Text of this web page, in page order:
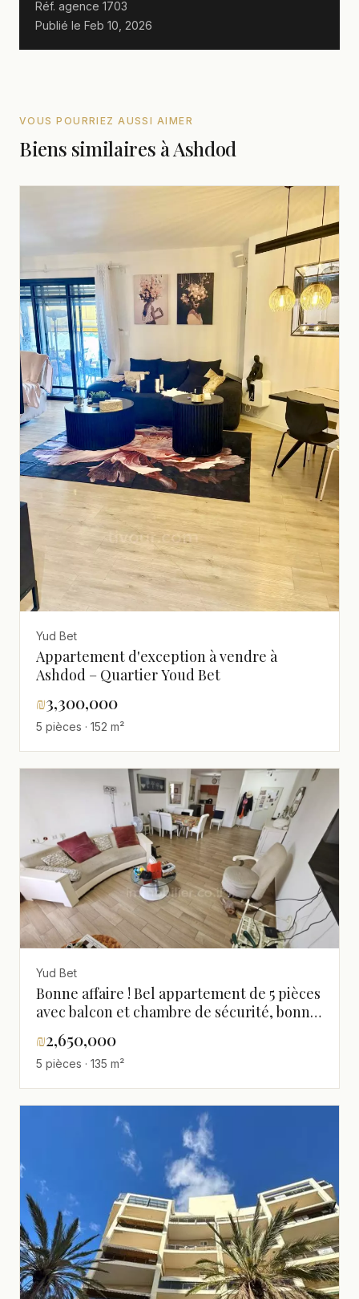
Réf. agence 1703
Publié le Feb 10, 2026
VOUS POURRIEZ AUSSI AIMER
Biens similaires à Ashdod
Yud Bet
Appartement d'exception à vendre à
Ashdod – Quartier Youd Bet
₪3,300,000
5 pièces · 152 m²
Yud Bet
Bonne affaire ! Bel appartement de 5 pièces
avec balcon et chambre de sécurité, bonne
orientation.
₪2,650,000
5 pièces · 135 m²